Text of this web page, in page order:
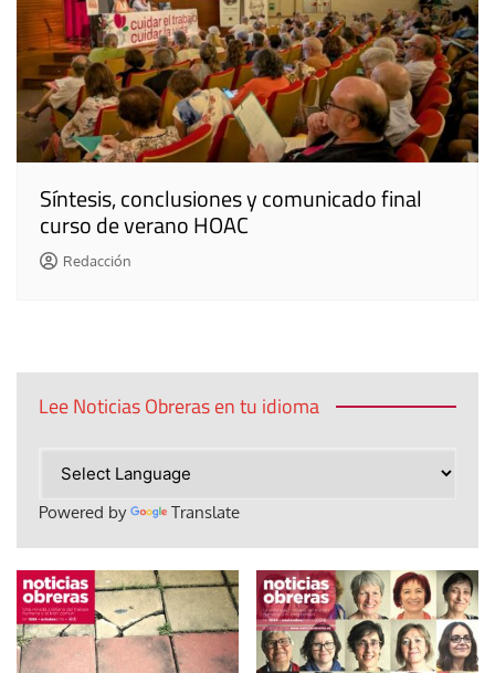
Síntesis, conclusiones y comunicado final
curso de verano HOAC
Redacción
Lee Noticias Obreras en tu idioma
Powered by Translate